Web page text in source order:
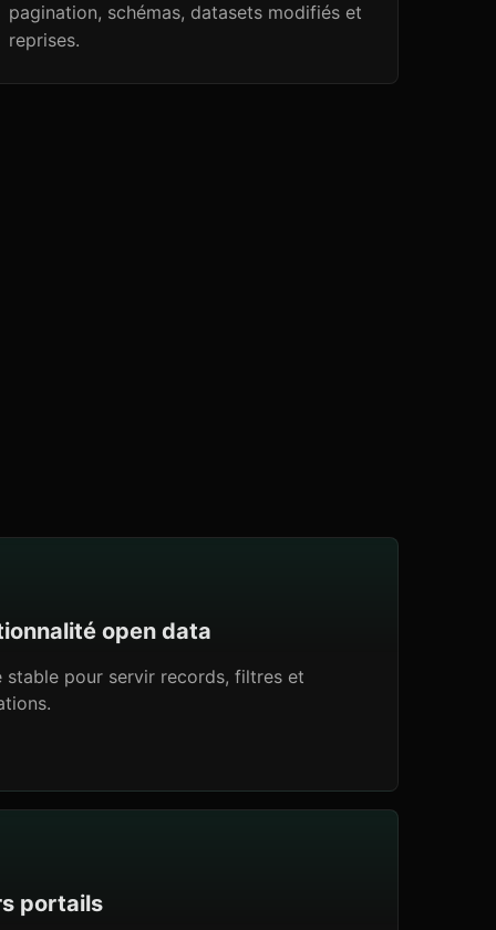
pagination, schémas, datasets modifiés et
reprises.
open data
stable pour servir records, filtres et
portails